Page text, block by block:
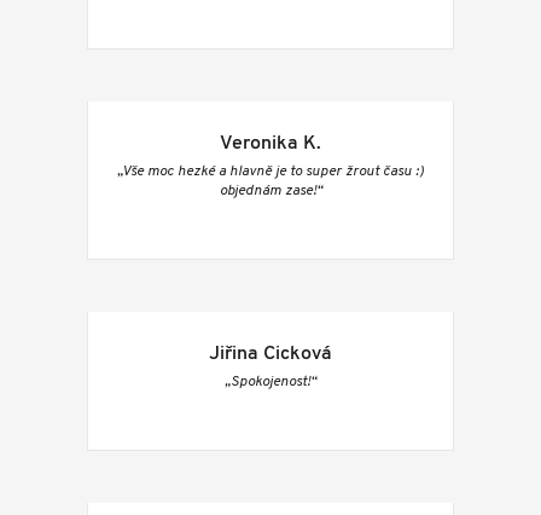
Veronika K.
„Vše moc hezké a hlavně je to super žrout času :)
objednám zase!“
Jiřina Cicková
„Spokojenost!“